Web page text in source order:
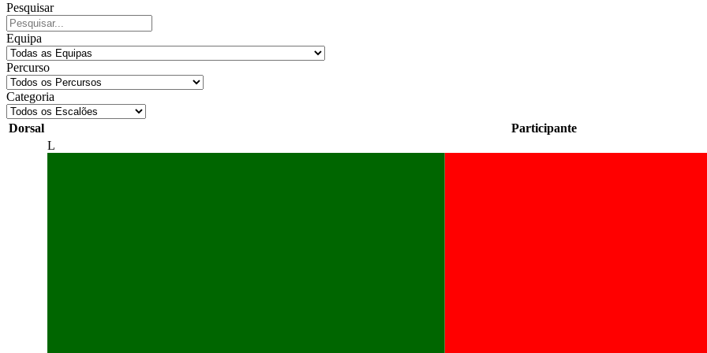
Pesquisar
Equipa
Percurso
Categoria
Dorsal
Participante
L